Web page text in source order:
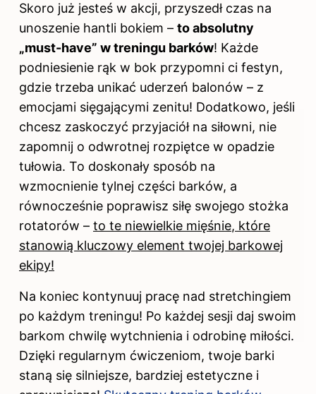
Skoro już jesteś w akcji, przyszedł czas na
unoszenie hantli bokiem – to absolutny
„must-have” w treningu barków! Każde
podniesienie rąk w bok przypomni ci festyn,
gdzie trzeba unikać uderzeń balonów – z
emocjami sięgającymi zenitu! Dodatkowo, jeśli
chcesz zaskoczyć przyjaciół na siłowni, nie
zapomnij o odwrotnej rozpiętce w opadzie
tułowia. To doskonały sposób na
wzmocnienie tylnej części barków, a
równocześnie poprawisz siłę swojego stożka
rotatorów – to te niewielkie mięśnie, które
stanowią kluczowy element twojej barkowej
ekipy!
Na koniec kontynuuj pracę nad stretchingiem
po każdym treningu! Po każdej sesji daj swoim
barkom chwilę wytchnienia i odrobinę miłości.
Dzięki regularnym ćwiczeniom, twoje barki
staną się silniejsze, bardziej estetyczne i